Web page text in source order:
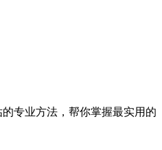
专业方法，帮你掌握最实用的